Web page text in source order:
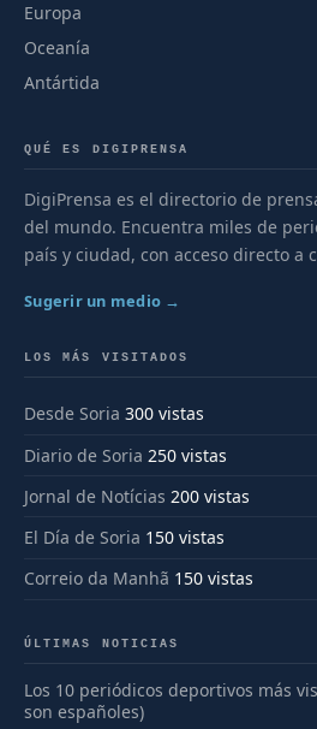
Europa
Oceanía
Antártida
QUÉ ES DIGIPRENSA
DigiPrensa es el directorio de
del mundo. Encuentra miles de
país y ciudad, con acceso directo a
Sugerir un medio →
LOS MÁS VISITADOS
Desde Soria 300 vistas
Diario de Soria 250 vistas
Jornal de Notícias 200 vistas
El Día de Soria 150 vistas
Correio da Manhã 150 vistas
ÚLTIMAS NOTICIAS
Los 10 periódicos deportivos más
son españoles)